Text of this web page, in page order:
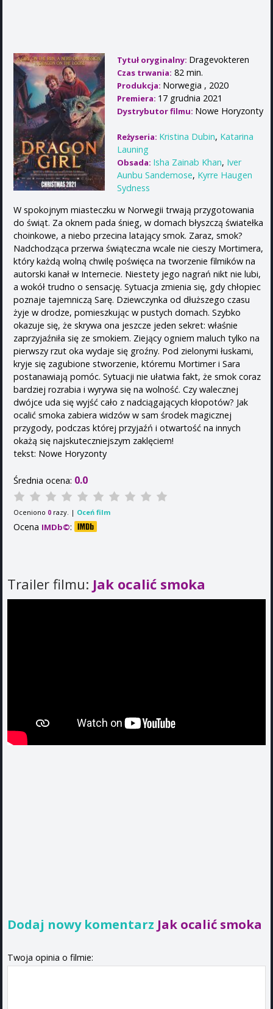
Tytuł oryginalny: Dragevokteren
Czas trwania: 82 min.
Produkcja: Norwegia , 2020
Premiera: 17 grudnia 2021
Dystrybutor filmu: Nowe Horyzonty
Reżyseria: Kristina Dubin, Katarina
Launing
Obsada: Isha Zainab Khan, Iver
Aunbu Sandemose, Kyrre Haugen
Sydness
W spokojnym miasteczku w Norwegii trwają przygotowania
do świąt. Za oknem pada śnieg, w domach błyszczą światełka
choinkowe, a niebo przecina latający smok. Zaraz, smok?
Nadchodząca przerwa świąteczna wcale nie cieszy Mortimera,
który każdą wolną chwilę poświęca na tworzenie filmików na
autorski kanał w Internecie. Niestety jego nagrań nikt nie lubi,
a wokół trudno o sensację. Sytuacja zmienia się, gdy chłopiec
poznaje tajemniczą Sarę. Dziewczynka od dłuższego czasu
żyje w drodze, pomieszkując w pustych domach. Szybko
okazuje się, że skrywa ona jeszcze jeden sekret: właśnie
zaprzyjaźniła się ze smokiem. Ziejący ogniem maluch tylko na
pierwszy rzut oka wydaje się groźny. Pod zielonymi łuskami,
kryje się zagubione stworzenie, któremu Mortimer i Sara
postanawiają pomóc. Sytuacji nie ułatwia fakt, że smok coraz
bardziej rozrabia i wyrywa się na wolność. Czy walecznej
dwójce uda się wyjść cało z nadciągających kłopotów? Jak
ocalić smoka zabiera widzów w sam środek magicznej
przygody, podczas której przyjaźń i otwartość na innych
okażą się najskuteczniejszym zaklęciem!
tekst: Nowe Horyzonty
Średnia ocena: 0.0
Oceniono 0 razy. | Oceń film
Ocena IMDb©:
Trailer filmu: Jak ocalić smoka
Dodaj nowy komentarz Jak ocalić smoka
Twoja opinia o filmie: